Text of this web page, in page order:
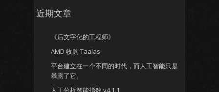
近期文章
《后文字化的工程师》
AMD 收购 Taalas
平台建立在一个不同的时代，而人工智能只是
暴露了它。
人工分析智能指数 v4.1.1